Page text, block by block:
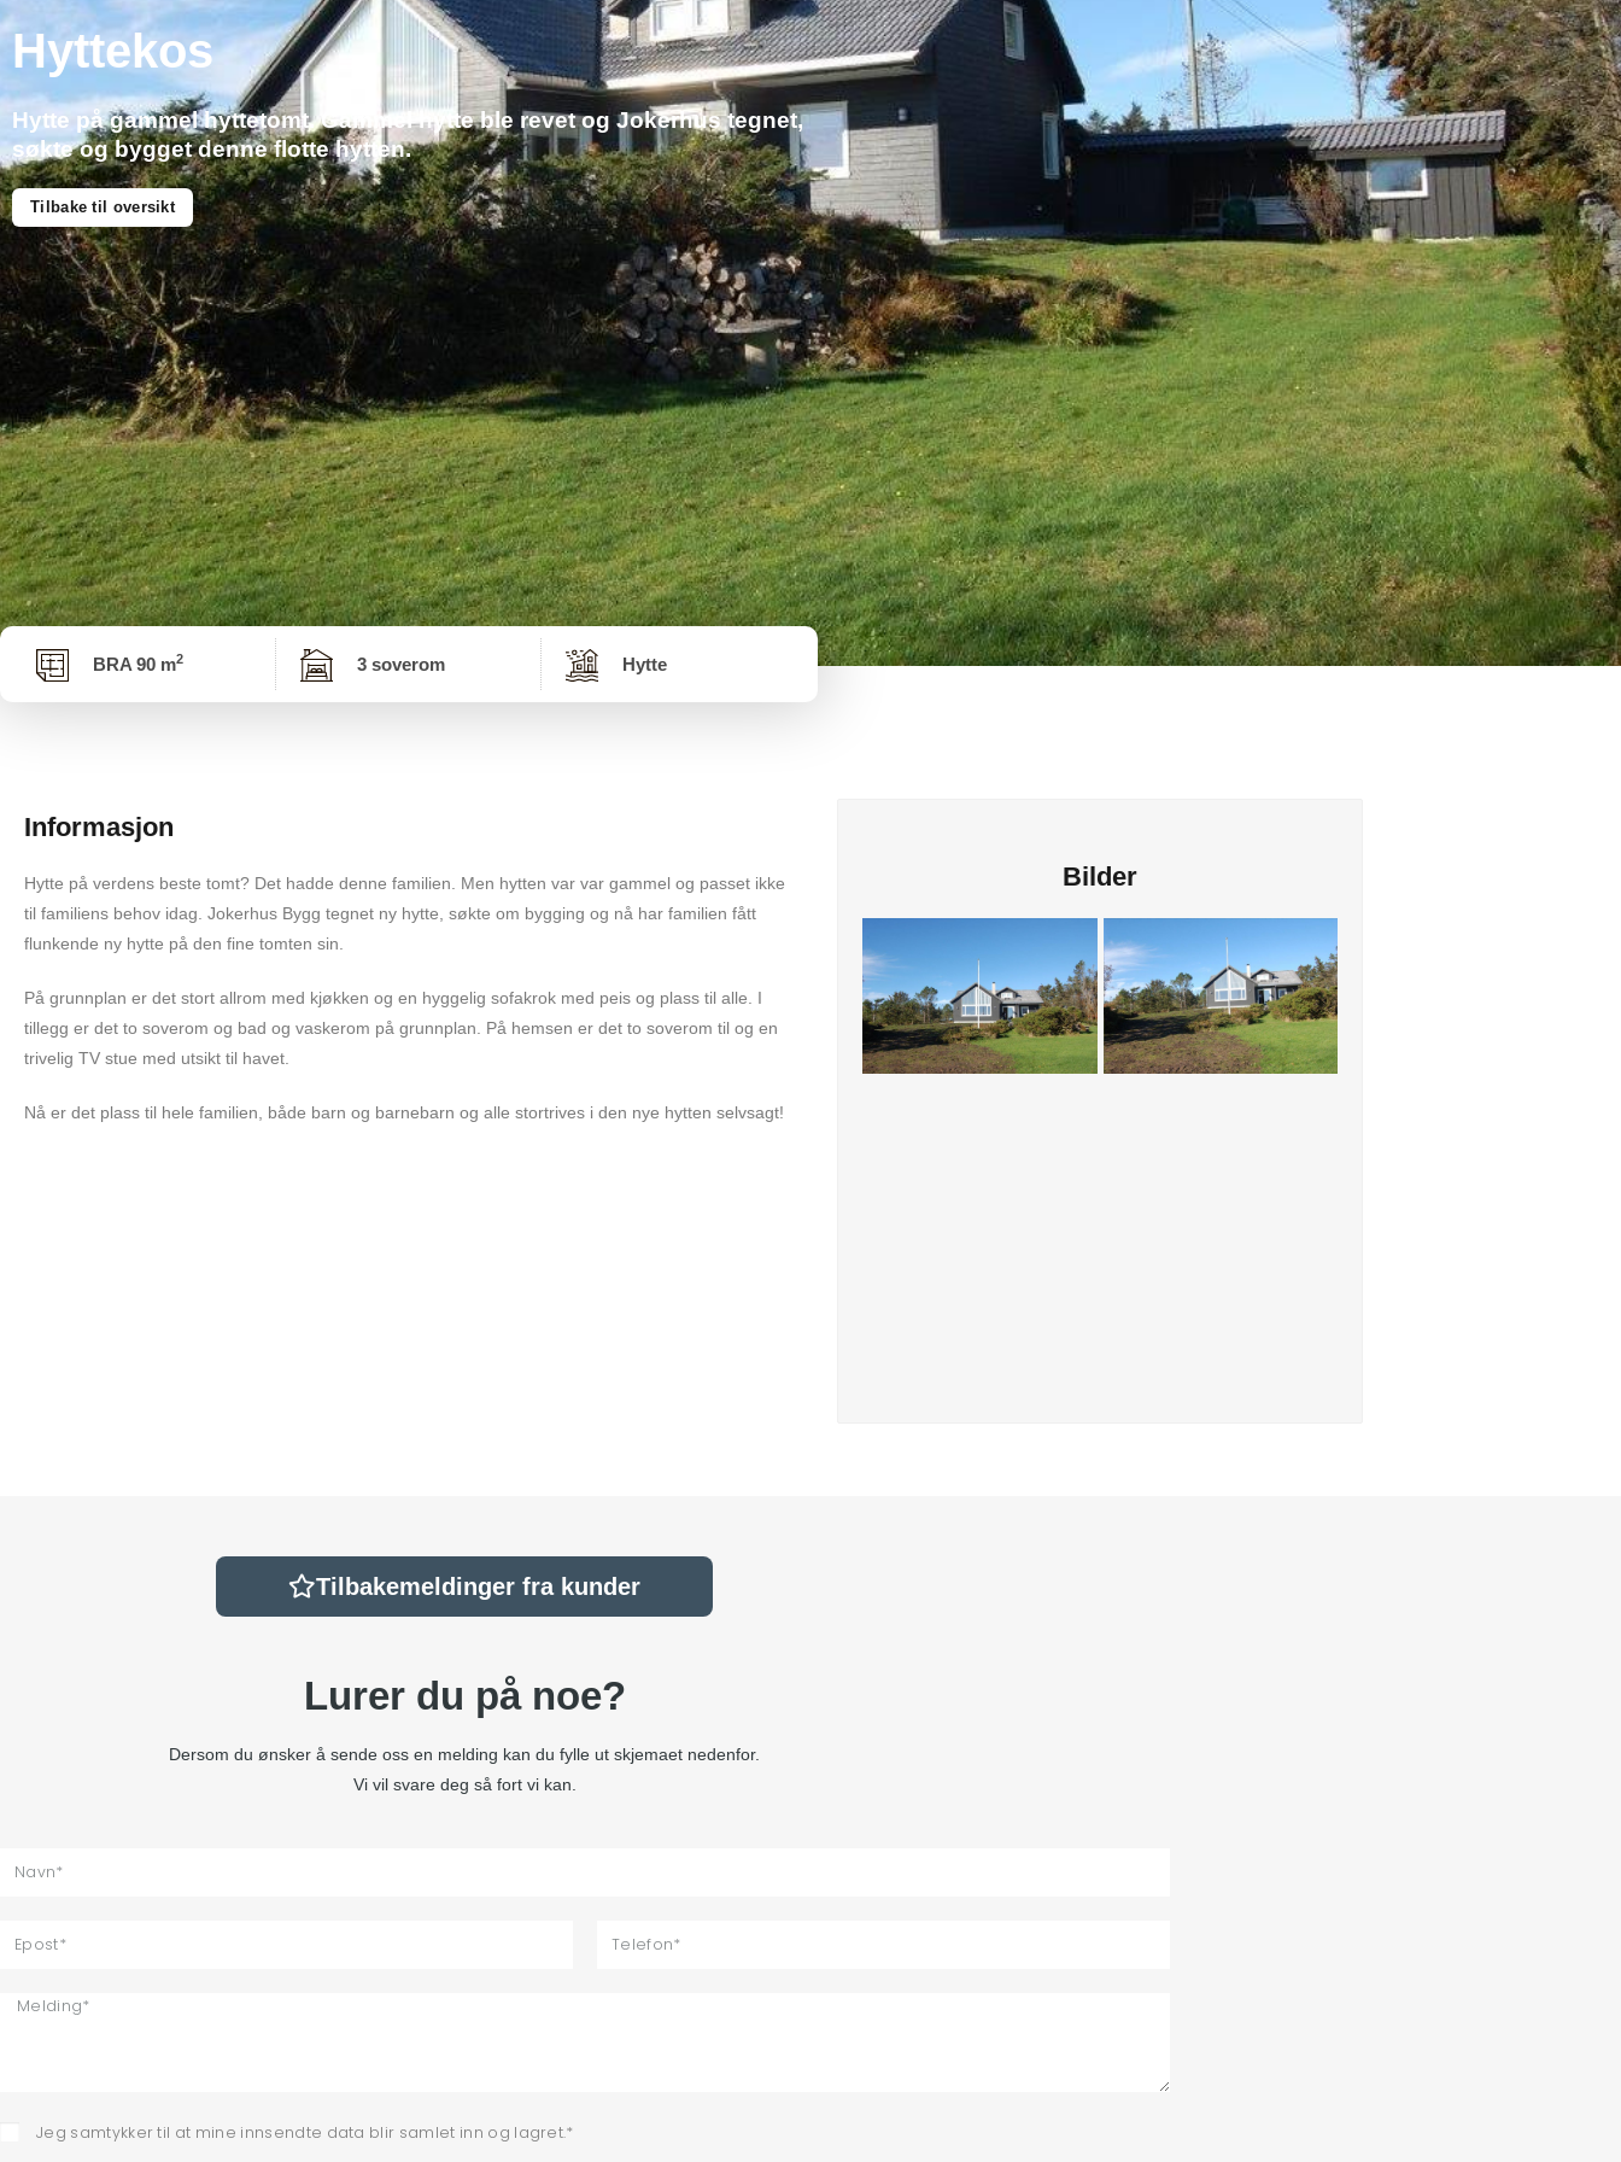
Hyttekos
Hytte på gammel hyttetomt. Gammel hytte ble revet og Jokerhus tegnet,
søkte og bygget denne flotte hytten.
Tilbake til oversikt
BRA 90 m2 3 soverom Hytte
Informasjon
Hytte på verdens beste tomt? Det hadde denne familien. Men hytten var var gammel og passet ikke
til familiens behov idag. Jokerhus Bygg tegnet ny hytte, søkte om bygging og nå har familien fått
flunkende ny hytte på den fine tomten sin.
På grunnplan er det stort allrom med kjøkken og en hyggelig sofakrok med peis og plass til alle. I
tillegg er det to soverom og bad og vaskerom på grunnplan. På hemsen er det to soverom til og en
trivelig TV stue med utsikt til havet.
Nå er det plass til hele familien, både barn og barnebarn og alle stortrives i den nye hytten selvsagt!
Bilder
Tilbakemeldinger fra kunder
Lurer du på noe?
Dersom du ønsker å sende oss en melding kan du fylle ut skjemaet nedenfor.
Vi vil svare deg så fort vi kan.
Jeg samtykker til at mine innsendte data blir samlet inn og lagret.*